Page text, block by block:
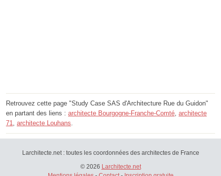
Retrouvez cette page "Study Case SAS d'Architecture Rue du Guidon"
en partant des liens : architecte Bourgogne-Franche-Comté, architecte
71, architecte Louhans.
Larchitecte.net : toutes les coordonnées des architectes de France
© 2026 Larchitecte.net